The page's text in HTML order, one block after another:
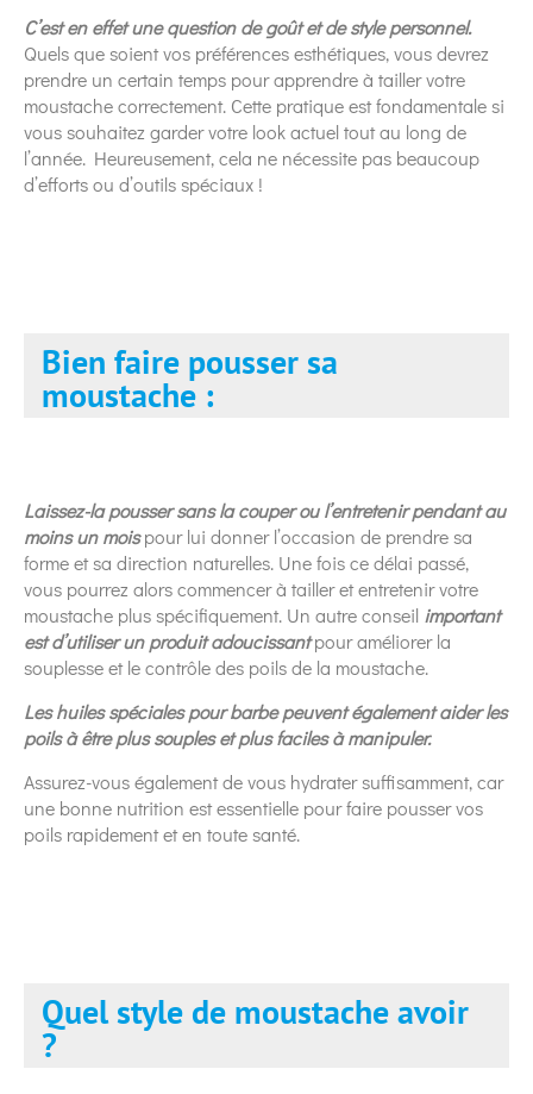
C’est en effet une question de goût et de style personnel.
Quels que soient vos préférences esthétiques, vous devrez
prendre un certain temps pour apprendre à tailler votre
moustache correctement. Cette pratique est fondamentale si
vous souhaitez garder votre look actuel tout au long de
l’année. Heureusement, cela ne nécessite pas beaucoup
d’efforts ou d’outils spéciaux !
Bien faire pousser sa
moustache :
Laissez-la pousser sans la couper ou l’entretenir pendant au
moins un moispour lui donner l’occasion de prendre sa
forme et sa direction naturelles. Une fois ce délai passé,
vous pourrez alors commencer à tailler et entretenir votre
moustache plus spécifiquement. Un autre conseil important
est d’utiliser un produit adoucissantpour améliorer la
souplesse et le contrôle des poils de la moustache.
Les huiles spéciales pour barbe peuvent également aider les
poils à être plus souples et plus faciles à manipuler.
Assurez-vous également de vous hydrater suffisamment, car
une bonne nutrition est essentielle pour faire pousser vos
poils rapidement et en toute santé.
Quel style de moustache avoir
?